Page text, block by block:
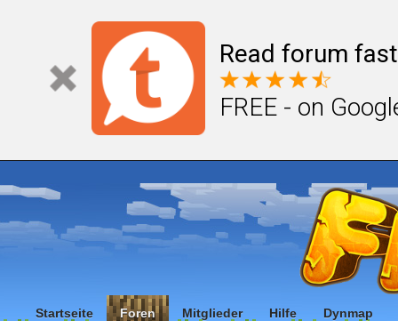
Read forum
FREE - on
Startseite Foren Mitglieder Hilfe Dynmap